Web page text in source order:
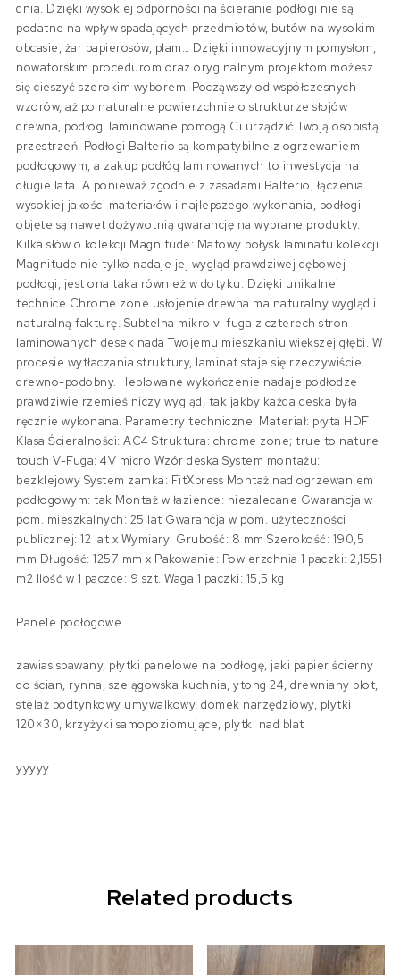
dnia. Dzięki wysokiej odporności na ścieranie podłogi nie są
podatne na wpływ spadających przedmiotów, butów na wysokim
obcasie, żar papierosów, plam… Dzięki innowacyjnym pomysłom,
nowatorskim procedurom oraz oryginalnym projektom możesz
się cieszyć szerokim wyborem. Począwszy od współczesnych
wzorów, aż po naturalne powierzchnie o strukturze słojów
drewna, podłogi laminowane pomogą Ci urządzić Twoją osobistą
przestrzeń. Podłogi Balterio są kompatybilne z ogrzewaniem
podłogowym, a zakup podłóg laminowanych to inwestycja na
długie lata. A ponieważ zgodnie z zasadami Balterio, łączenia
wysokiej jakości materiałów i najlepszego wykonania, podłogi
objęte są nawet dożywotnią gwarancję na wybrane produkty.
Kilka słów o kolekcji Magnitude: Matowy połysk laminatu kolekcji
Magnitude nie tylko nadaje jej wygląd prawdziwej dębowej
podłogi, jest ona taka również w dotyku. Dzięki unikalnej
technice Chrome zone usłojenie drewna ma naturalny wygląd i
naturalną fakturę. Subtelna mikro v-fuga z czterech stron
laminowanych desek nada Twojemu mieszkaniu większej głębi. W
procesie wytłaczania struktury, laminat staje się rzeczywiście
drewno-podobny. Heblowane wykończenie nadaje podłodze
prawdziwie rzemieślniczy wygląd, tak jakby każda deska była
ręcznie wykonana. Parametry techniczne: Materiał: płyta HDF
Klasa Ścieralności: AC4 Struktura: chrome zone; true to nature
touch V-Fuga: 4V micro Wzór deska System montażu:
bezklejowy System zamka: FitXpress Montaż nad ogrzewaniem
podłogowym: tak Montaż w łazience: niezalecane Gwarancja w
pom. mieszkalnych: 25 lat Gwarancja w pom. użyteczności
publicznej: 12 lat x Wymiary: Grubość: 8 mm Szerokość: 190,5
mm Długość: 1257 mm x Pakowanie: Powierzchnia 1 paczki: 2,1551
m2 Ilość w 1 paczce: 9 szt. Waga 1 paczki: 15,5 kg
Panele podłogowe
zawias spawany, płytki panelowe na podłogę, jaki papier ścierny
do ścian, rynna, szelągowska kuchnia, ytong 24, drewniany plot,
stelaż podtynkowy umywalkowy, domek narzędziowy, plytki
120×30, krzyżyki samopoziomujące, plytki nad blat
yyyyy
Related products